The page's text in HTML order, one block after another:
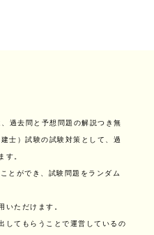
過去問と予想問題の解説つき無
士）試験の試験対策として、過
す。
とができ、試験問題をランダム
いただけます。
してもらうことで運営しているの